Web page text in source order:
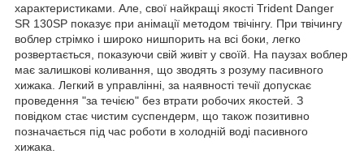
характеристиками. Але, свої найкращі якості Trident Danger
SR 130SP показує при анімації методом твічінгу. При твічингу
воблер стрімко і широко нишпорить на всі боки, легко
розвертається, показуючи свій живіт у своїй. На паузах воблер
має залишкові коливання, що зводять з розуму пасивного
хижака. Легкий в управлінні, за наявності течії допускає
проведення "за течією" без втрати робочих якостей. З
повідком стає чистим суспендерм, що також позитивно
позначається під час роботи в холодній воді пасивного
хижака.